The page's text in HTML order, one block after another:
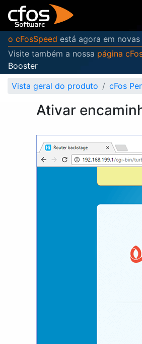
o cFosSpeed está agora em
Visite também a nossa página
Booster
Vista geral do produto
cFos
Ativar